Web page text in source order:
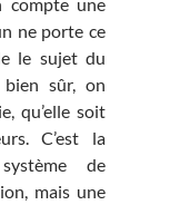
ne porte ce
le sujet du
bien sûr, on
qu’elle soit
C’est la
de
mais une